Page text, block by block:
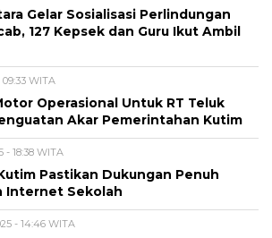
Gelar Sosialisasi Perlindungan
127 Kepsek dan Guru Ikut Ambil
WITA
Operasional Untuk RT Teluk
Akar Pemerintahan Kutim
- 18:38 WITA
Pastikan Dukungan Penuh
Internet Sekolah
- 14:46 WITA